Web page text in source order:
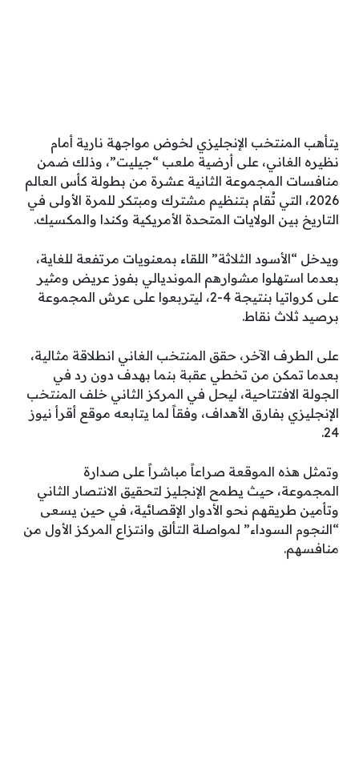
يتأهب المنتخب الإنجليزي لخوض مواجهة نارية أمام
نظيره الغاني، على أرضية ملعب “جيليت”، وذلك ضمن
منافسات المجموعة الثانية عشرة من بطولة كأس العالم
2026، التي تُقام بتنظيم مشترك ومبتكر للمرة الأولى في
التاريخ بين الولايات المتحدة الأمريكية وكندا والمكسيك.
ويدخل “الأسود الثلاثة” اللقاء بمعنويات مرتفعة للغاية،
بعدما استهلوا مشوارهم المونديالي بفوز عريض ومثير
على كرواتيا بنتيجة 4-2، ليتربعوا على عرش المجموعة
برصيد ثلاث نقاط.
على الطرف الآخر، حقق المنتخب الغاني انطلاقة مثالية،
بعدما تمكن من تخطي عقبة بنما بهدف دون رد في
الجولة الافتتاحية، ليحل في المركز الثاني خلف المنتخب
الإنجليزي بفارق الأهداف، وفقاً لما يتابعه موقع أقرأ نيوز
24.
وتمثل هذه الموقعة صراعاً مباشراً على صدارة
المجموعة، حيث يطمح الإنجليز لتحقيق الانتصار الثاني
وتأمين طريقهم نحو الأدوار الإقصائية، في حين يسعى
“النجوم السوداء” لمواصلة التألق وانتزاع المركز الأول من
منافسهم.